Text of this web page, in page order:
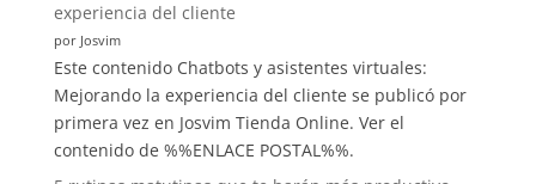
experiencia del cliente
por Josvim
Este contenido Chatbots y asistentes virtuales:
Mejorando la experiencia del cliente se publicó por
primera vez en Josvim Tienda Online. Ver el
contenido de %%ENLACE POSTAL%%.